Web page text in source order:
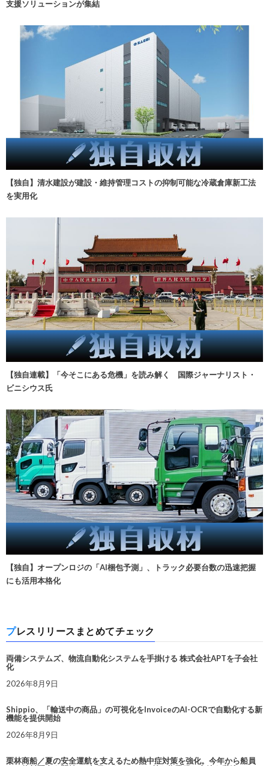
支援ソリューションが集結
【独自】清水建設が建設・維持管理コストの抑制可能な冷蔵倉庫新工法
を実用化
【独自連載】「今そこにある危機」を読み解く 国際ジャーナリスト・
ビニシウス氏
【独自】オープンロジの「AI梱包予測」、トラック必要台数の迅速把握
にも活用本格化
プレスリリースまとめてチェック
両備システムズ、物流自動化システムを手掛ける 株式会社APTを子会社
化
2026年8月9日
Shippio、「輸送中の商品」の可視化をInvoiceのAI-OCRで自動化する新
機能を提供開始
2026年8月9日
栗林商船／夏の安全運航を支えるため熱中症対策を強化。今年から船員